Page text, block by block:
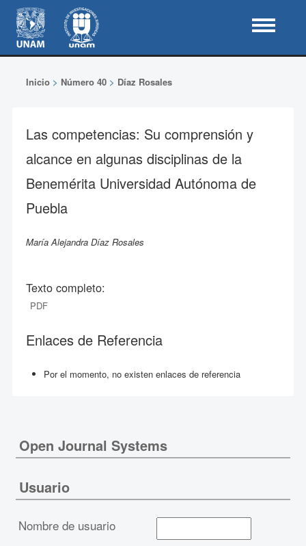
Inicio> Número 40> Díaz Rosales
Las competencias: Su comprensión y
alcance en algunas disciplinas de la
Benemérita Universidad Autónoma de
Puebla
María Alejandra Díaz Rosales
Texto completo:
PDF
Enlaces de Referencia
Por el momento, no existen enlaces de referencia
Open Journal Systems
Usuario
Nombre de usuario